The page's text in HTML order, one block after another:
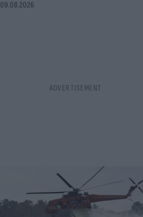
09.08.2026